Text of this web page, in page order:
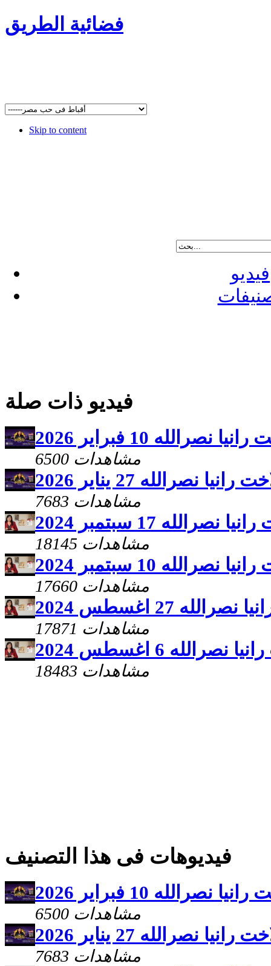
فضائية الطريق
Skip to content
فيديو
فيديو ذات صلة
10 فبراير 2026
6500 مشاهدات
نصرالله 27 يناير 2026
7683 مشاهدات
17 سبتمبر 2024
18145 مشاهدات
10 سبتمبر 2024
17660 مشاهدات
27 اغسطس 2024
17871 مشاهدات
6 اغسطس 2024
18483 مشاهدات
فيديوهات فى هذا التصنيف
10 فبراير 2026
6500 مشاهدات
نصرالله 27 يناير 2026
7683 مشاهدات